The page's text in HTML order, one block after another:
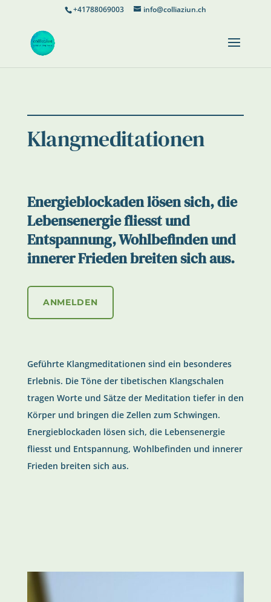
+41788069003 info@colliaziun.ch
Klangmeditationen
Energieblockaden lösen sich, die
Lebensenergie fliesst und
Entspannung, Wohlbefinden und
innerer Frieden breiten sich aus.
ANMELDEN
Geführte Klangmeditationen sind ein besonderes
Erlebnis. Die Töne der tibetischen Klangschalen
tragen Worte und Sätze der Meditation tiefer in den
Körper und bringen die Zellen zum Schwingen.
Energieblockaden lösen sich, die Lebensenergie
fliesst und Entspannung, Wohlbefinden und innerer
Frieden breiten sich aus.